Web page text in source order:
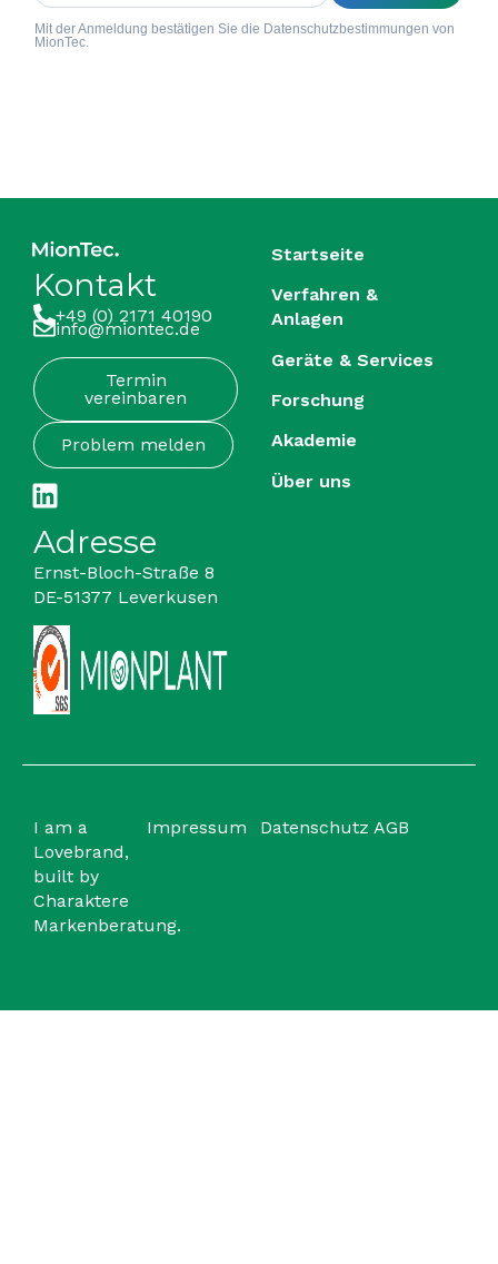
Mit der Anmeldung bestätigen Sie die Datenschutzbestimmungen von
MionTec.
Kontakt
+49 (0) 2171 40190
info@miontec.de
Termin
vereinbaren
Problem melden
Adresse
Ernst-Bloch-Straße 8
DE-51377 Leverkusen
Startseite
Verfahren &
Anlagen
Geräte & Services
Forschung
Akademie
Über uns
I am a
Lovebrand,
built by
Charaktere
Markenberatung.
Impressum Datenschutz AGB